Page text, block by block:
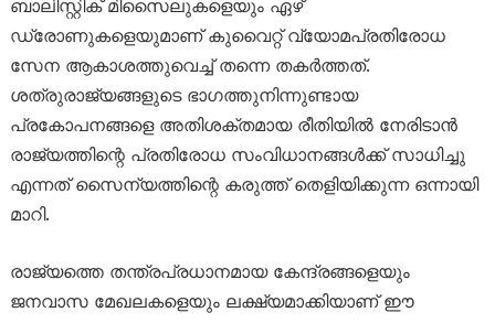
ബാലിസ്റ്റിക് മിസൈലുകളെയും ഏഴ്
ഡ്രോണുകളെയുമാണ് കുവൈറ്റ് വ്യോമപ്രതിരോധ
സേന ആകാശത്തുവെച്ച് തന്നെ തകർത്തത്.
ശത്രുരാജ്യങ്ങളുടെ ഭാഗത്തുനിന്നുണ്ടായ
പ്രകോപനങ്ങളെ അതിശക്തമായ രീതിയിൽ നേരിടാൻ
രാജ്യത്തിന്റെ പ്രതിരോധ സംവിധാനങ്ങൾക്ക് സാധിച്ചു
എന്നത് സൈന്യത്തിന്റെ കരുത്ത് തെളിയിക്കുന്ന ഒന്നായി
മാറി.
രാജ്യത്തെ തന്ത്രപ്രധാനമായ കേന്ദ്രങ്ങളെയും
ജനവാസ മേഖലകളെയും ലക്ഷ്യമാക്കിയാണ് ഈ